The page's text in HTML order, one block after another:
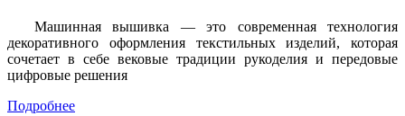
Машинная вышивка — это современная технология
декоративного оформления текстильных изделий, которая
сочетает в себе вековые традиции рукоделия и передовые
цифровые решения
Подробнее